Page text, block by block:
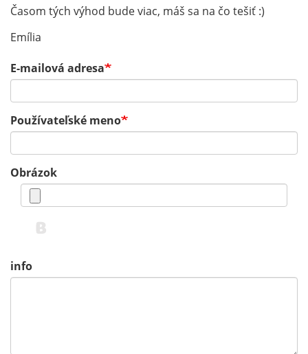
Časom tých výhod bude viac, máš sa na čo tešiť :)
Emília
E-mailová adresa
Používateľské meno
Obrázok
info